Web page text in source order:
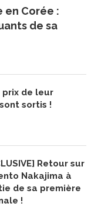
en Corée :
de sa
prix de leur
sortis !
Retour sur
Nakajima à
de sa première
!